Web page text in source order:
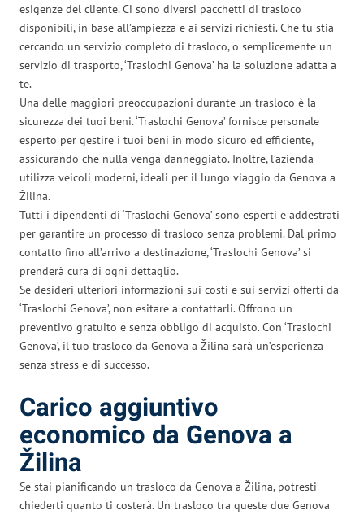
esigenze del cliente. Ci sono diversi pacchetti di trasloco
disponibili, in base all’ampiezza e ai servizi richiesti. Che tu stia
cercando un servizio completo di trasloco, o semplicemente un
servizio di trasporto, ‘Traslochi Genova’ ha la soluzione adatta a
te.
Una delle maggiori preoccupazioni durante un trasloco è la
sicurezza dei tuoi beni. ‘Traslochi Genova’ fornisce personale
esperto per gestire i tuoi beni in modo sicuro ed efficiente,
assicurando che nulla venga danneggiato. Inoltre, l’azienda
utilizza veicoli moderni, ideali per il lungo viaggio da Genova a
Žilina.
Tutti i dipendenti di ‘Traslochi Genova’ sono esperti e addestrati
per garantire un processo di trasloco senza problemi. Dal primo
contatto fino all’arrivo a destinazione, ‘Traslochi Genova’ si
prenderà cura di ogni dettaglio.
Se desideri ulteriori informazioni sui costi e sui servizi offerti da
‘Traslochi Genova’, non esitare a contattarli. Offrono un
preventivo gratuito e senza obbligo di acquisto. Con ‘Traslochi
Genova’, il tuo trasloco da Genova a Žilina sarà un’esperienza
senza stress e di successo.
Carico aggiuntivo
economico da Genova a
Žilina
Se stai pianificando un trasloco da Genova a Žilina, potresti
chiederti quanto ti costerà. Un trasloco tra queste due Genova